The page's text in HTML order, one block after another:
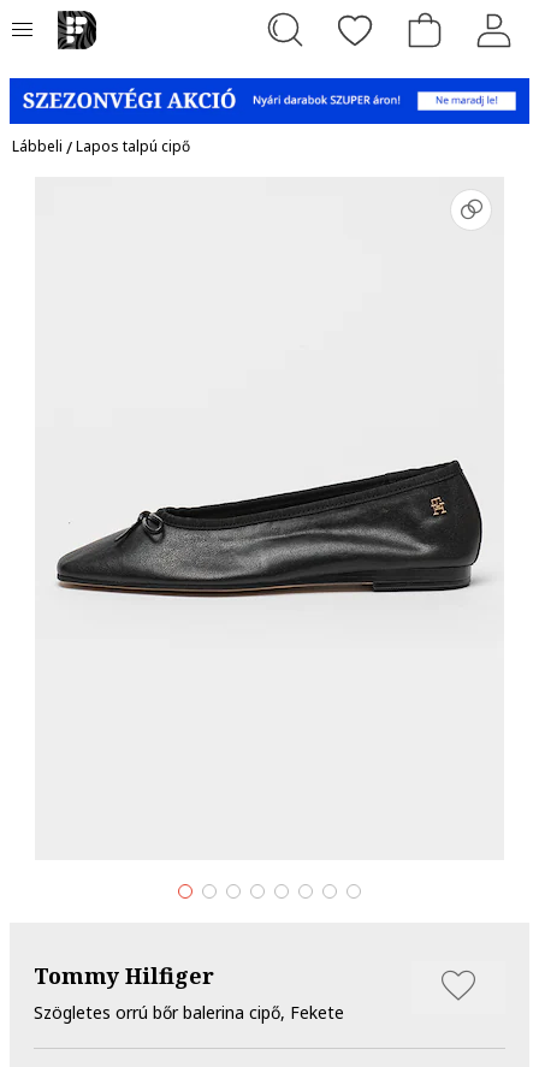
Lábbeli /Lapos talpú cipő
Tommy Hilfiger
Szögletes orrú bőr balerina cipő, Fekete